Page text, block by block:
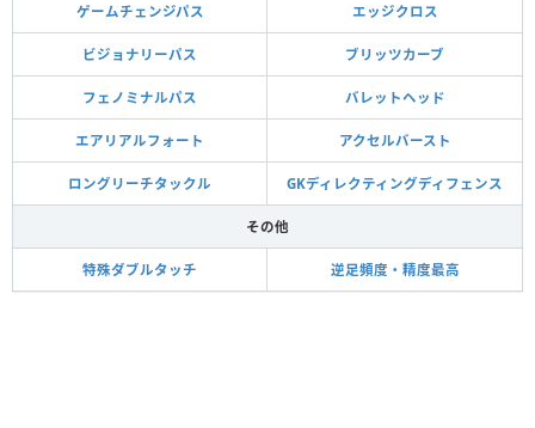
ゲームチェンジパス エッジクロス
ビジョナリーパス ブリッツカーブ
フェノミナルパス バレットヘッド
エアリアルフォート アクセルバースト
ロングリーチタックル GKディレクティングディフェンス
その他
特殊ダブルタッチ 逆足頻度・精度最高